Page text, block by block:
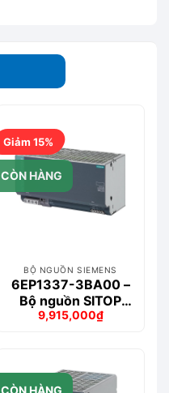
Giảm 15%
CÒN HÀNG
BỘ NGUỒN SIEMENS
6EP1337-3BA00 –
Bộ nguồn SITOP
PSU100M 40 A
Giá
9,915,000₫
Giá
9,915,000₫.
CÒN HÀNG